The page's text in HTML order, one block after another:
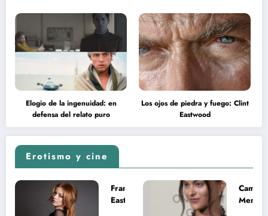
Elogio de la ingenuidad: en
defensa del relato puro
Los ojos de piedra y fuego: Clint
Eastwood
Erotismo y cine
Francesca
Eastwood y
Camila
Mendes